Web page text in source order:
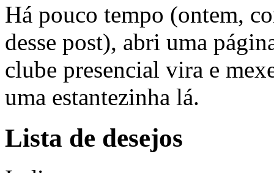
Há pouco tempo (ontem,
desse post), abri uma
clube presencial vira e
uma estantezinha lá.
Lista de desejos